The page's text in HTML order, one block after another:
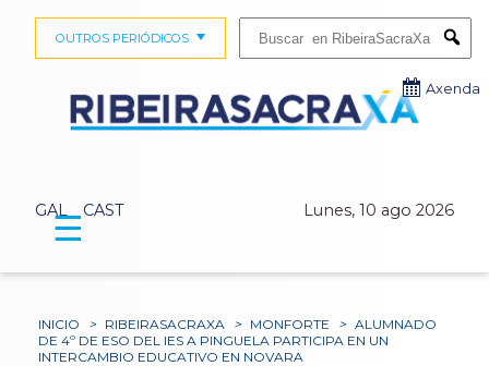
GAL CAST Lunes, 10 ago 2026
OUTROS PERIÓDICOS
Axenda
☰
INICIO > RIBEIRASACRAXA > MONFORTE > ALUMNADO
DE 4º DE ESO DEL IES A PINGUELA PARTICIPA EN UN
INTERCAMBIO EDUCATIVO EN NOVARA